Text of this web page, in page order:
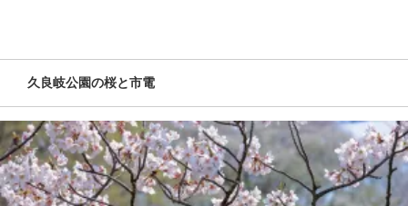
久良岐公園の桜と市電